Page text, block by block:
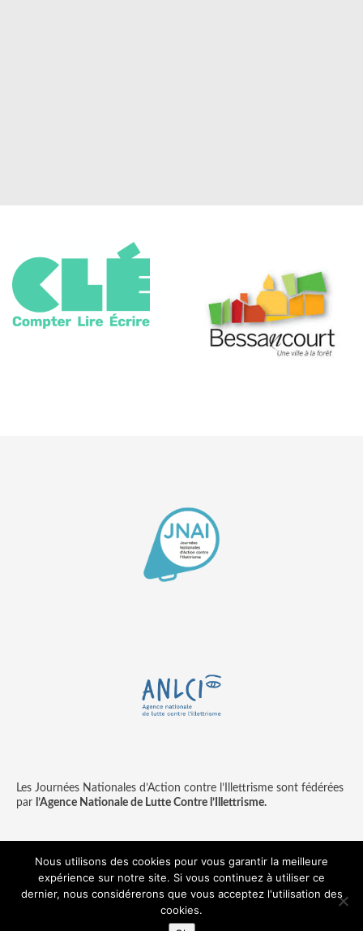
Les Journées Nationales d’Action contre l’Illettrisme sont fédérées
par l’Agence Nationale de Lutte Contre l’Illettrisme.
Contact
Mentions légales
© copyright ANLCI 2018
Nous utilisons des cookies pour vous garantir la meilleure
expérience sur notre site. Si vous continuez à utiliser ce
dernier, nous considérerons que vous acceptez l'utilisation des
cookies.